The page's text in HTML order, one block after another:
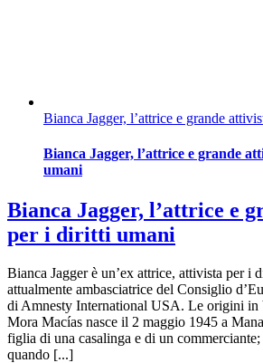
Bianca Jagger, l’attrice e grande
Bianca Jagger, l’attrice e grande
umani
Bianca Jagger, l’attrice e
per i diritti umani
Bianca Jagger è un’ex attrice, attivista per i
attualmente ambasciatrice del Consiglio
di Amnesty International USA. Le origini in
Mora Macías nasce il 2 maggio 1945 a
figlia di una casalinga e di un
quando [...]